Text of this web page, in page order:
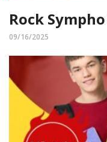
Rock
09/16/2025